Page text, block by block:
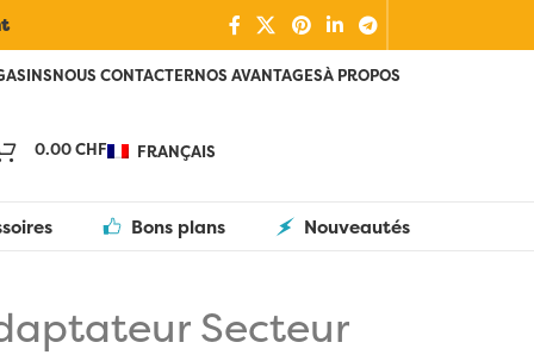
NOUS CONTACTERNOS AVANTAGESÀ PROPOS
0.00CHF FRANÇAIS
Bons plans Nouveautés
Secteur